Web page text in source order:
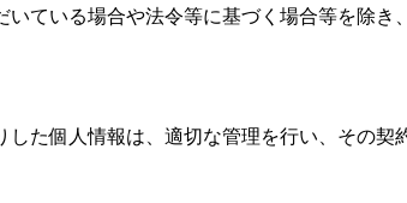
ている場合や法令等に基づく場合等を除き
た個人情報は、適切な管理を行い、その契